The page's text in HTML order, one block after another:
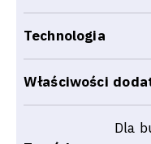
Technologia
Właściwości
Dla